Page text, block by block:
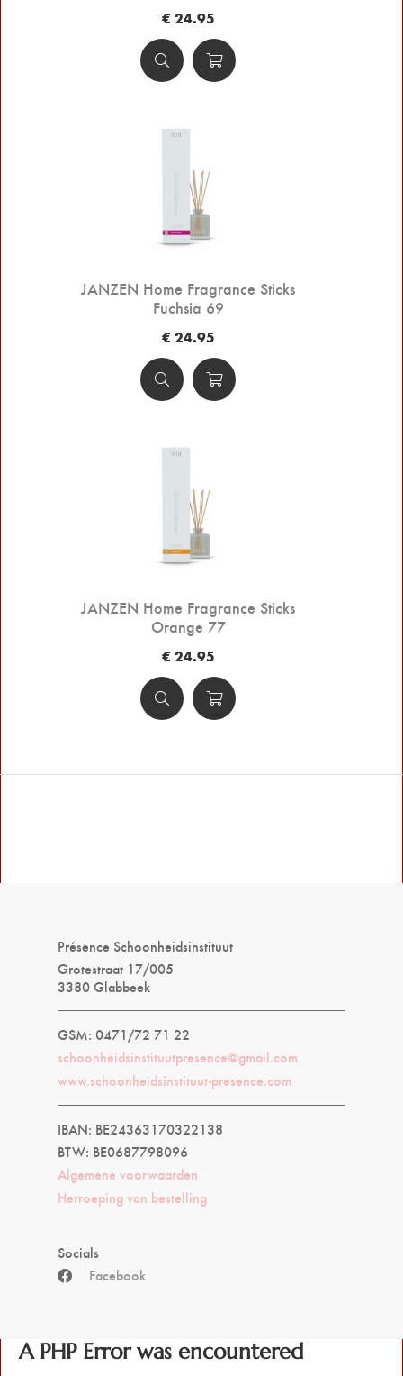
€ 24.95
JANZEN Home Fragrance Sticks
Fuchsia 69
€ 24.95
JANZEN Home Fragrance Sticks
Orange 77
€ 24.95
Présence Schoonheidsinstituut
Grotestraat 17/005
3380 Glabbeek
GSM: 0471/72 71 22
schoonheidsinstituutpresence@gmail.com
www.schoonheidsinstituut-presence.com
IBAN: BE24363170322138
BTW: BE0687798096
Algemene voorwaarden
Herroeping van bestelling
Socials
Facebook
A PHP Error was encountered